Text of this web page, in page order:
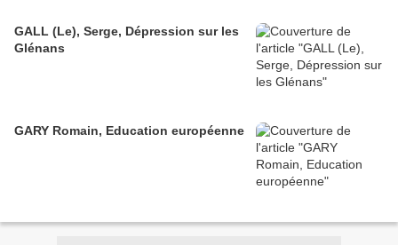
GALL (Le), Serge, Dépression sur les
Glénans
GARY Romain, Education européenne